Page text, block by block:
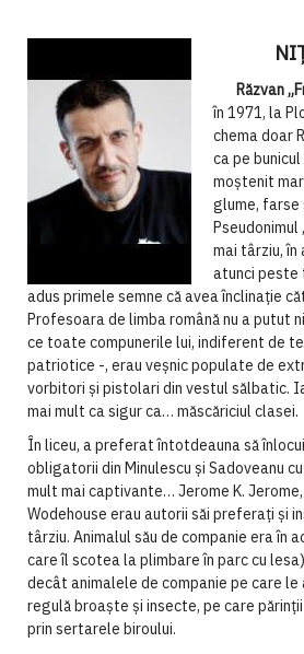
Răzvan
în 1971, la
chema doar
ca pe
moștenit
glume, farse
Pseudonimul
mai târziu,
atunci peste
adus primele semne că avea înclinație
Profesoara de limba română nu a putut
ce toate compunerile lui, indiferent de
patriotice -, erau veșnic populate de
vorbitori și pistolari din vestul sălbatic.
mai mult ca sigur ca… măscăriciul clasei.
În liceu, a preferat întotdeauna să
obligatorii din Minulescu și Sadoveanu
mult mai captivante… Jerome K. Jerome,
Wodehouse erau autorii săi preferați și
târziu. Animalul său de companie era în
care îl scotea la plimbare în parc cu
decât animalele de companie pe care le
regulă broaște și insecte, pe care
prin sertarele biroului.